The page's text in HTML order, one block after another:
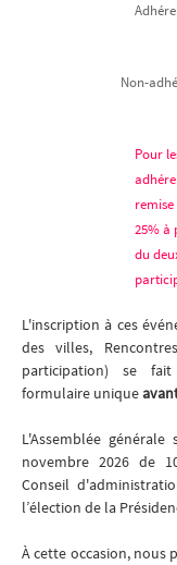
Non-
Pour
remise
25% à
du
L'inscription à ces
des villes,
participation) se
formulaire unique
L'Assemblée
novembre 2026 de
Conseil
l’élection de la
À cette occasion, nous